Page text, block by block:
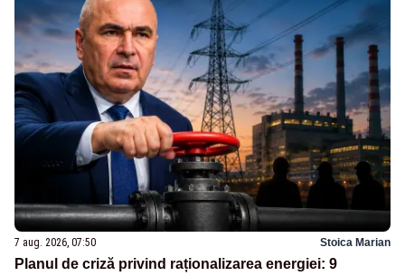
7 aug. 2026, 07:50 Stoica Marian
Planul de criză privind raționalizarea energiei: 9